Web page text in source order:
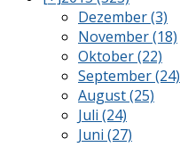
Dezember (3)
November (18)
Oktober (22)
September (24)
August (25)
Juli (24)
Juni (27)